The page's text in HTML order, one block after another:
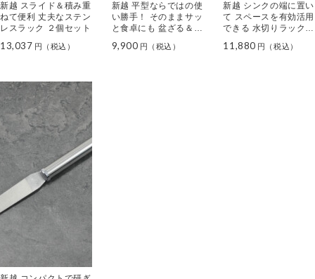
新越 スライド＆積み重
ねて便利 丈夫なステン
レスラック ２個セット
13,037
新越 平型ならではの使
い勝手！ そのままサッ
と食卓にも 盆ざる＆ト
9,900
新越 シンクの端に置い
て スペースを有効活用
できる 水切りラック
11,880